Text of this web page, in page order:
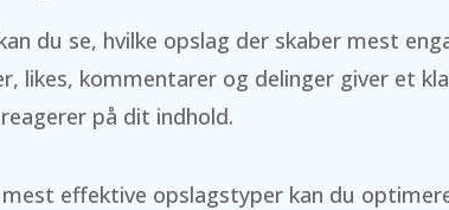
du se, hvilke opslag der skaber mest
likes, kommentarer og delinger giver et
på dit indhold.
effektive opslagstyper kan du